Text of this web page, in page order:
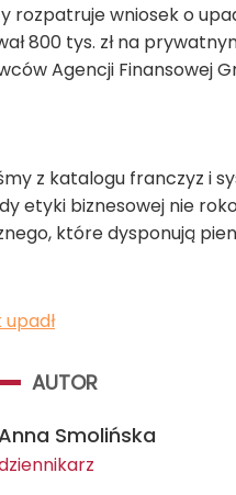
wniosek o
800 tys. zł na
Agencji Finansowej
z katalogu franczyz i
etyki biznesowej nie
które dysponują
AUTOR
Smolińska